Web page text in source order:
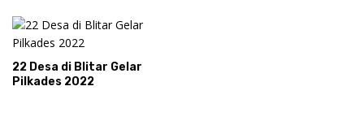
22 Desa di Blitar Gelar
Pilkades 2022